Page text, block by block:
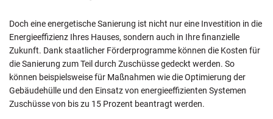
Doch eine energetische Sanierung ist nicht nur eine Investition in die
Energieeffizienz Ihres Hauses, sondern auch in Ihre finanzielle
Zukunft. Dank staatlicher Förderprogramme können die Kosten für
die Sanierung zum Teil durch Zuschüsse gedeckt werden. So
können beispielsweise für Maßnahmen wie die Optimierung der
Gebäudehülle und den Einsatz von energieeffizienten Systemen
Zuschüsse von bis zu 15 Prozent beantragt werden.